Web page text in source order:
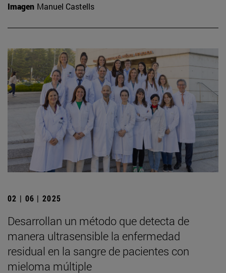
Imagen Manuel Castells
02 | 06 | 2025
Desarrollan un método que detecta de
manera ultrasensible la enfermedad
residual en la sangre de pacientes con
mieloma múltiple